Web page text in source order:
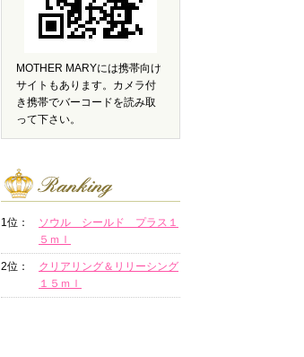
MOTHER MARYには携帯向け
サイトもあります。カメラ付
き携帯でバーコードを読み取
って下さい。
1位：
ソウル シールド プラス１
５ｍｌ
2位：
クリアリング＆リリーシング
１５ｍｌ